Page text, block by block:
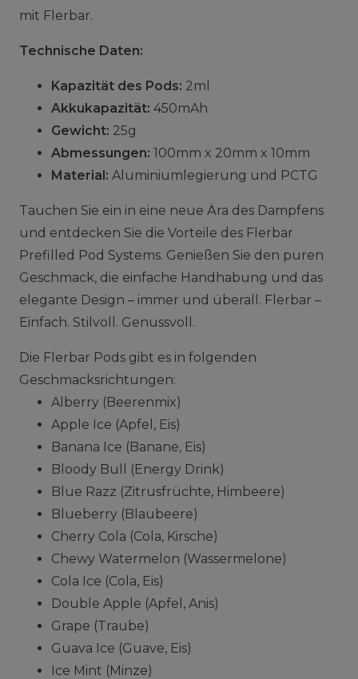
mit Flerbar.
Technische Daten:
Kapazität des Pods: 2ml
Akkukapazität: 450mAh
Gewicht: 25g
Abmessungen: 100mm x 20mm x 10mm
Material: Aluminiumlegierung und PCTG
Tauchen Sie ein in eine neue Ära des Dampfens
und entdecken Sie die Vorteile des Flerbar
Prefilled Pod Systems. Genießen Sie den puren
Geschmack, die einfache Handhabung und das
elegante Design – immer und überall. Flerbar –
Einfach. Stilvoll. Genussvoll.
Die Flerbar Pods gibt es in folgenden
Geschmacksrichtungen:
Alberry (Beerenmix)
Apple Ice (Apfel, Eis)
Banana Ice (Banane, Eis)
Bloody Bull (Energy Drink)
Blue Razz (Zitrusfrüchte, Himbeere)
Blueberry (Blaubeere)
Cherry Cola (Cola, Kirsche)
Chewy Watermelon (Wassermelone)
Cola Ice (Cola, Eis)
Double Apple (Apfel, Anis)
Grape (Traube)
Guava Ice (Guave, Eis)
Ice Mint (Minze)